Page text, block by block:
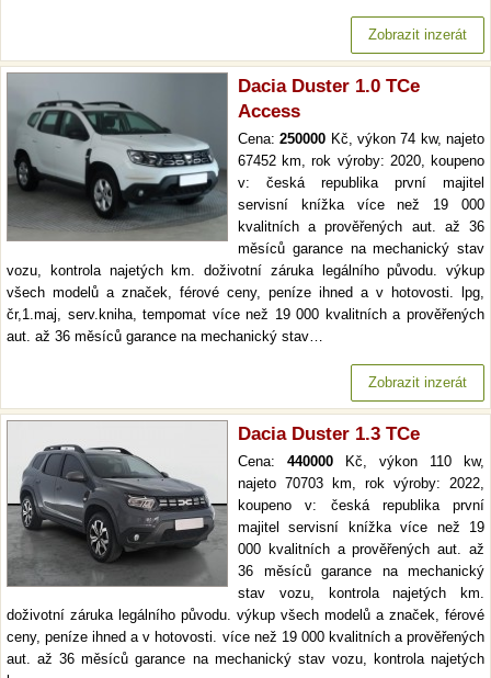
Zobrazit inzerát
Dacia Duster 1.0 TCe
Access
Cena:250000 Kč, výkon 74 kw, najeto
67452 km, rok výroby: 2020, koupeno
v: česká republika první majitel
servisní knížka více než 19 000
kvalitních a prověřených aut. až 36
měsíců garance na mechanický stav
vozu, kontrola najetých km. doživotní záruka legálního původu. výkup
všech modelů a značek, férové ceny, peníze ihned a v hotovosti. lpg,
čr,1.maj, serv.kniha, tempomat více než 19 000 kvalitních a prověřených
aut. až 36 měsíců garance na mechanický stav…
Zobrazit inzerát
Dacia Duster 1.3 TCe
Cena: 440000 Kč, výkon 110 kw,
najeto 70703 km, rok výroby: 2022,
koupeno v: česká republika první
majitel servisní knížka více než 19
000 kvalitních a prověřených aut. až
36 měsíců garance na mechanický
stav vozu, kontrola najetých km.
doživotní záruka legálního původu. výkup všech modelů a značek, férové
ceny, peníze ihned a v hotovosti. více než 19 000 kvalitních a prověřených
aut. až 36 měsíců garance na mechanický stav vozu, kontrola najetých